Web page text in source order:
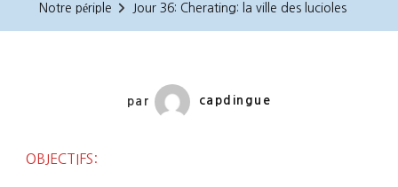
Notre périple Jour 36: Cherating: la ville des lucioles
par capdingue
OBJECTIFS: